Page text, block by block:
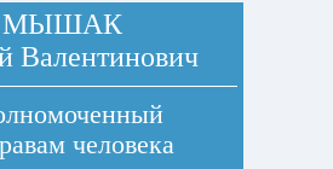
МЫШАК
Валентинович
человека